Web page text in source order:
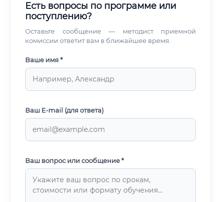
Есть вопросы по программе или
поступлению?
Оставьте сообщение — методист приемной
комиссии ответит вам в ближайшее время.
Ваше имя *
Ваш E-mail (для ответа)
Ваш вопрос или сообщение *